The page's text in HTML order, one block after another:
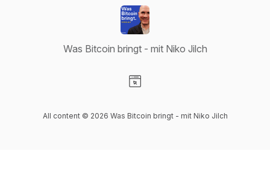
Was Bitcoin bringt - mit Niko Jilch
All content © 2026 Was Bitcoin bringt - mit Niko Jilch